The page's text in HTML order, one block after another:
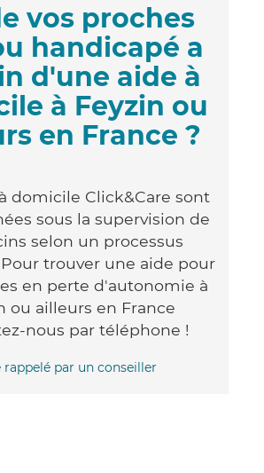
vos proches
handicapé a
d'une aide à
à Feyzin ou
en France ?
domicile Click&Care sont
sous la supervision de
selon un processus
trouver une aide pour
en perte d'autonomie à
ou ailleurs en France
nous par téléphone !
rappelé par un conseiller